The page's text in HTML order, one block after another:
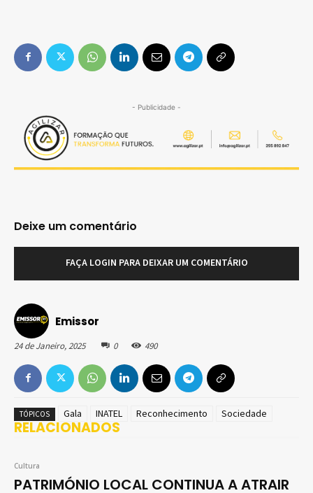
Emissor
24 de Janeiro, 2025 0 490
TÓPICOS Gala INATEL Reconhecimento Sociedade
RELACIONADOS
Cultura
PATRIMÓNIO LOCAL CONTINUA A ATRAIR
- Publicidade -
Deixe um comentário
FAÇA LOGIN PARA DEIXAR UM COMENTÁRIO